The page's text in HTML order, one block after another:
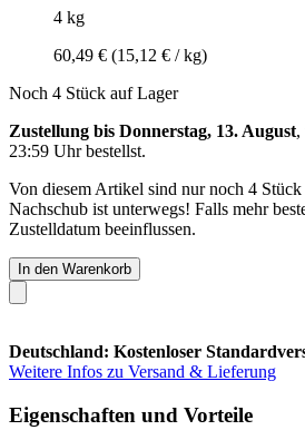
4 kg
60,49 € (15,12 € / kg)
Noch 4 Stück auf Lager
Zustellung bis Donnerstag, 13. August,
23:59 Uhrbestellst.
Von diesem Artikel sind nur noch 4 Stück
Nachschub ist unterwegs! Falls mehr
Zustelldatum beeinflussen.
In den Warenkorb
Deutschland: Kostenloser
Weitere Infos zu Versand & Lieferung
Eigenschaften und Vorteile